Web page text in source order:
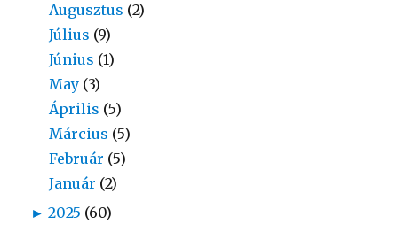
Augusztus (2)
Július (9)
Június (1)
May (3)
Április (5)
Március (5)
Február (5)
Január (2)
► 2025 (60)